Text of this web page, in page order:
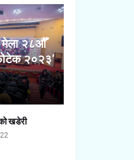
मेला २८औँ
२०२३’
खडेरी